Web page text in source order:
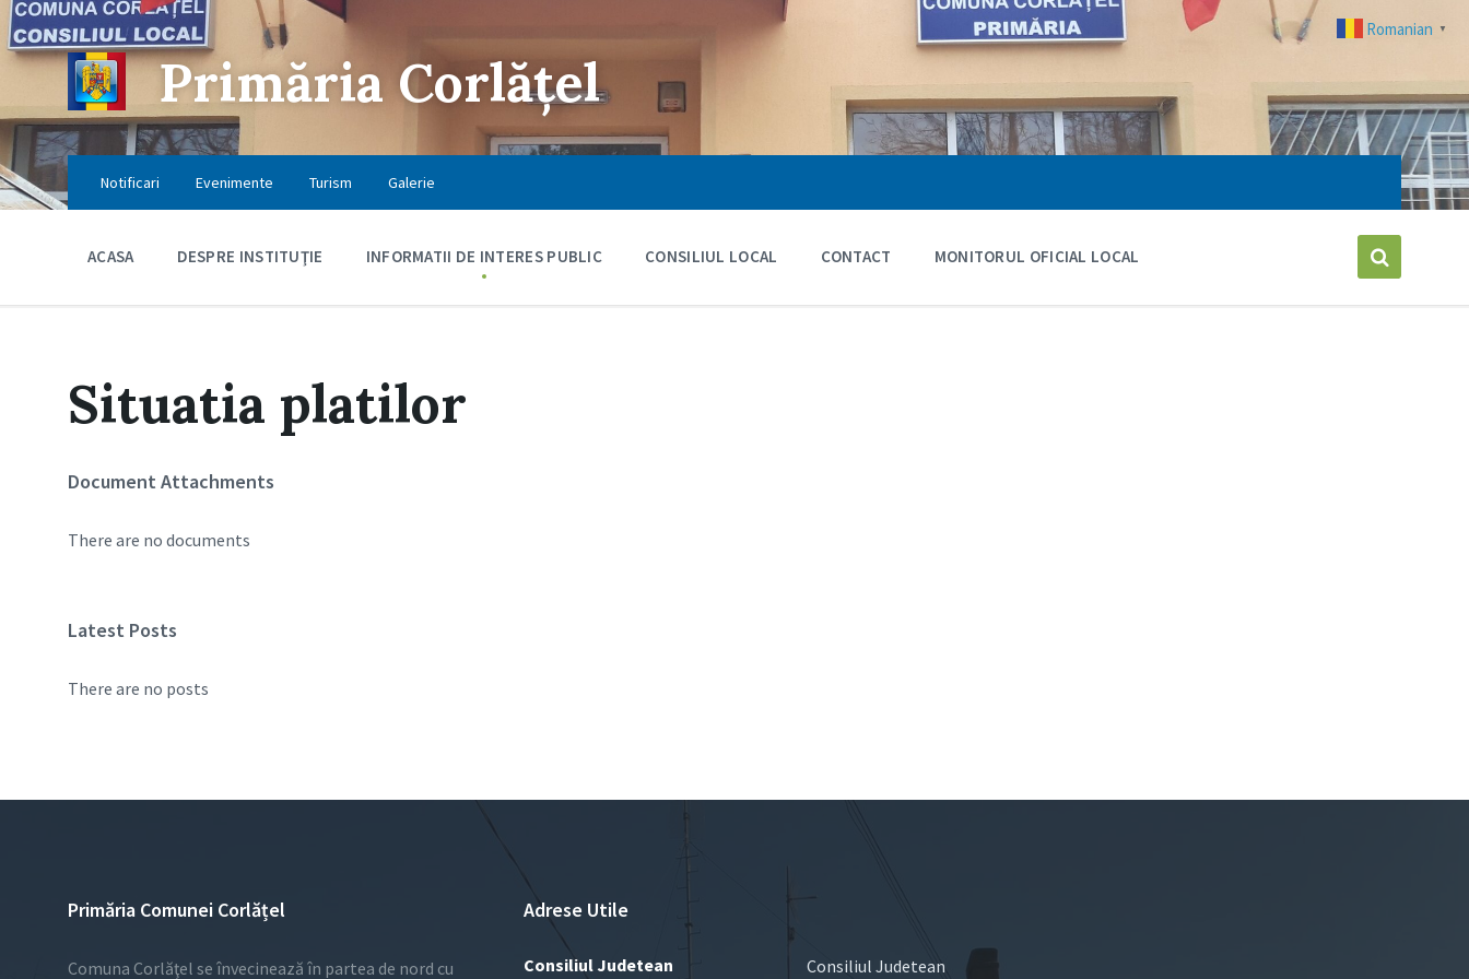
Skip
to
content
Skip
to
main
navigation
Skip
to
footer
Primăria Corlățel
Notificari Evenimente Turism Galerie
ACASA DESPRE INSTITUŢIE INFORMATII DE INTERES PUBLIC CONSILIUL LOCAL CONTACT MONITORUL OFICIAL LOCAL
Situatia platilor
Document Attachments
There are no documents
Latest Posts
There are no posts
Primăria Comunei Corlățel
Comuna Corlăţel se învecinează în partea de nord cu
Adrese Utile
Consiliul Judetean
Consiliul Judetean
Romanian ▼